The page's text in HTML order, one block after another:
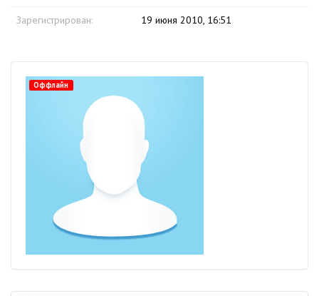
Зарегистрирован: 19 июня 2010, 16:51
Оффлайн